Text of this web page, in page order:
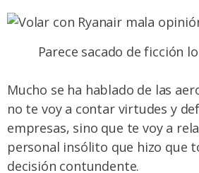
Parece sacado de ficción
Mucho se ha hablado de las
no te voy a contar virtudes y
empresas, sino que te voy a
personal insólito que hizo que
decisión contundente.